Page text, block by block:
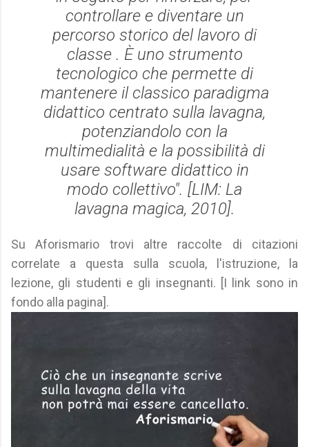
controllare e diventare un
percorso storico del lavoro di
classe . È uno strumento
tecnologico che permette di
mantenere il classico paradigma
didattico centrato sulla lavagna,
potenziandolo con la
multimedialità e la possibilità di
usare software didattico in
modo collettivo". [LIM: La
lavagna magica, 2010].
Su Aforismario trovi altre raccolte di citazioni
correlate a questa sulla scuola, l'istruzione, la
lezione, gli studenti e gli insegnanti. [I link sono in
fondo alla pagina].